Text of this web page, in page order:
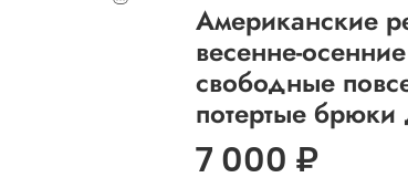
Американские
весенне-
свободные
потертые
7 000 ₽